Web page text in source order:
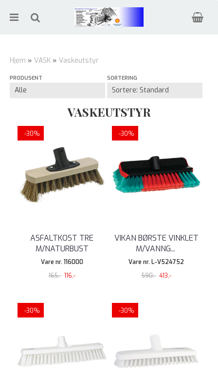
Hjem » VASK » Vaskeutstyr
PRODUSENT SORTERING
VASKEUTSTYR
-30%
ASFALTKOST TRE
M/NATURBUST
Vare nr. 116000
165,- 116,-
-30%
VIKAN BØRSTE VINKLET
M/VANNG...
Vare nr. L-V524752
590,- 413,-
-30% -30%